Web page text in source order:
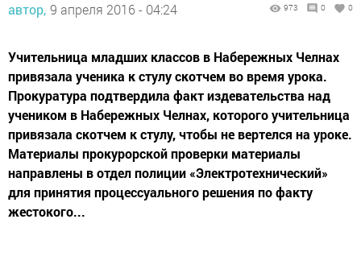
автор, 9 апреля 2016 - 04:24 973 0 0
Учительница младших классов в Набережных Челнах
привязала ученика к стулу скотчем во время урока.
Прокуратура подтвердила факт издевательства над
учеником в Набережных Челнах, которого учительница
привязала скотчем к стулу, чтобы не вертелся на уроке.
Материалы прокурорской проверки материалы
направлены в отдел полиции «Электротехнический»
для принятия процессуального решения по факту
жестокого...